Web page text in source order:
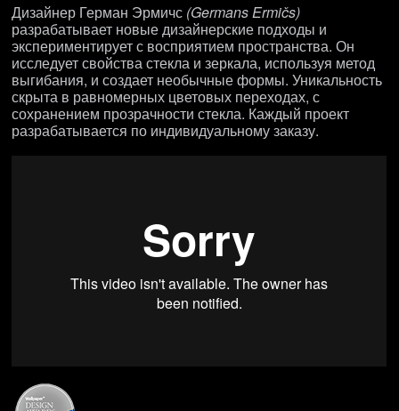
Дизайнер Герман Эрмичс (Germans Ermičs)
разрабатывает новые дизайнерские подходы и
экспериментирует с восприятием пространства. Он
исследует свойства стекла и зеркала, используя метод
выгибания, и создает необычные формы. Уникальность
скрыта в равномерных цветовых переходах, с
сохранением прозрачности стекла. Каждый проект
разрабатывается по индивидуальному заказу.